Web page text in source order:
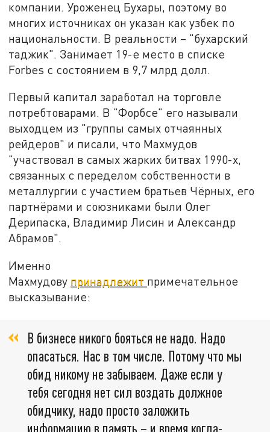
компании. Уроженец Бухары, поэтому во
многих источниках он указан как узбек по
национальности. В реальности – "бухарский
таджик". Занимает 19-е место в списке
Forbes с состоянием в 9,7 млрд долл.
Первый капитал заработал на торговле
потребтоварами. В "Форбсе" его называли
выходцем из "группы самых отчаянных
рейдеров" и писали, что Махмудов
"участвовал в самых жарких битвах 1990-х,
связанных с переделом собственности в
металлургии с участием братьев Чёрных, его
партнёрами и союзниками были Олег
Дерипаска, Владимир Лисин и Александр
Абрамов".
Именно
Махмудову принадлежит примечательное
высказывание:
В бизнесе никого бояться не надо. Надо
опасаться. Нас в том числе. Потому что мы
обид никому не забываем. Даже если у
тебя сегодня нет сил воздать должное
обидчику, надо просто заложить
информацию в память – и время когда-